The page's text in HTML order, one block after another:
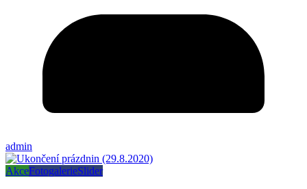
admin
AkceFotogalerieSlider